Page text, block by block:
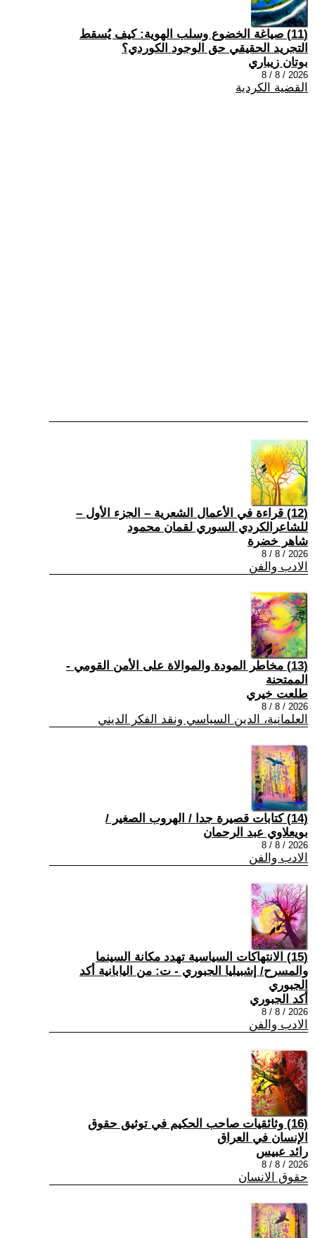
(11) صياغة الخضوع وسلب الهوية: كيف يُسقط
التجريد الحقيقي حق الوجود الكوردي؟
بوتان زيباري
2026 / 8 / 8
القضية الكردية
(12) قراءة في الأعمال الشعرية – الجزء الأول –
للشاعرالكردي السوري لقمان محمود
شاهر خضرة
2026 / 8 / 8
الادب والفن
(13) مخاطر المودة والموالاة على الأمن القومي -
الممتحنة
طلعت خيري
2026 / 8 / 8
العلمانية، الدين السياسي ونقد الفكر الديني
(14) كتابات قصيرة جدا / الهروب الصغير /
بويعلاوي عبد الرحمان
2026 / 8 / 8
الادب والفن
(15) الانتهاكات السياسية تهدد مكانة السينما
والمسرح/ إشبيليا الجبوري - ت: من اليابانية أكد
الجبوري
أكد الجبوري
2026 / 8 / 8
الادب والفن
(16) وثائقيات صاحب الحكيم في توثيق حقوق
الإنسان في العراق
رائد عبيس
2026 / 8 / 8
حقوق الانسان